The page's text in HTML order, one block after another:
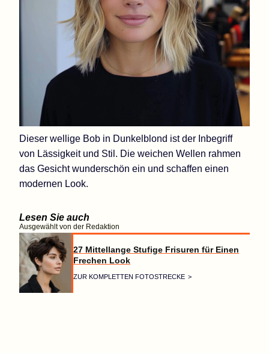
Dieser wellige Bob in Dunkelblond ist der Inbegriff
von Lässigkeit und Stil. Die weichen Wellen rahmen
das Gesicht wunderschön ein und schaffen einen
modernen Look.
Lesen Sie auch
Ausgewählt von der Redaktion
27 Mittellange Stufige Frisuren für Einen
Frechen Look
ZUR KOMPLETTEN FOTOSTRECKE